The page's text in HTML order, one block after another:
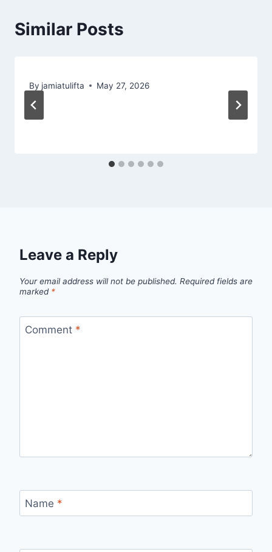
Similar Posts
By jamiatulifta May 27, 2026
Leave a Reply
Your email address will not be published. Required fields are
marked *
Comment *
Name *